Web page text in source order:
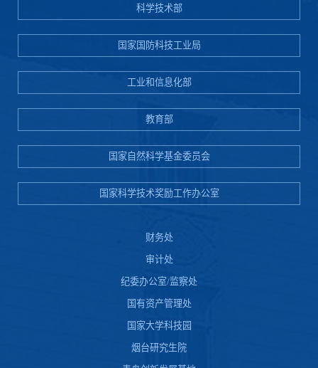
科学技术部
国家国防科技工业局
工业和信息化部
教育部
国家自然科学基金委员会
国家科学技术奖励工作办公室
财务处
审计处
纪委办公室/监察处
国有资产管理处
国家大学科技园
烟台研究生院